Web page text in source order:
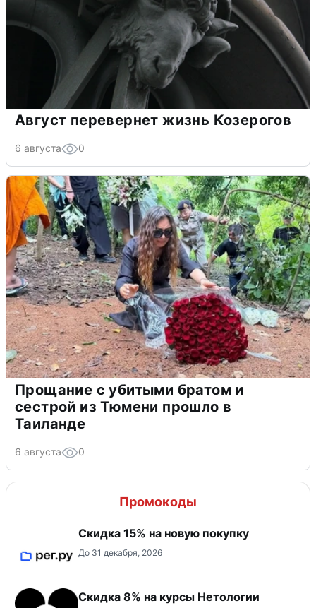
Август перевернет жизнь Козерогов
6 августа 0
Прощание с убитыми братом и
сестрой из Тюмени прошло в
Таиланде
6 августа 0
Промокоды
Скидка 15% на новую покупку
До 31 декабря, 2026
Скидка 8% на курсы Нетологии